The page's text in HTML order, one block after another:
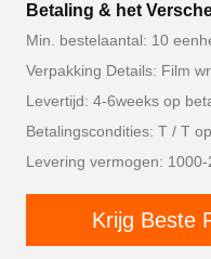
Betaling & het
Min. bestelaantal: 10
Verpakking Details: Film
Levertijd: 4-6weeks op
Betalingscondities: T / T
Levering vermogen:
Krijg Beste